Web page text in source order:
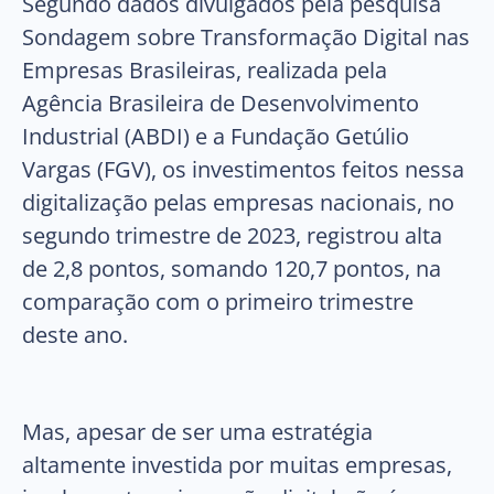
Sondagem sobre Transformação Digital nas
Empresas Brasileiras, realizada pela
Agência Brasileira de Desenvolvimento
Industrial (ABDI) e a Fundação Getúlio
Vargas (FGV), os investimentos feitos nessa
digitalização pelas empresas nacionais, no
segundo trimestre de 2023, registrou alta
de 2,8 pontos, somando 120,7 pontos, na
comparação com o primeiro trimestre
deste ano.
Mas, apesar de ser uma estratégia
altamente investida por muitas empresas,